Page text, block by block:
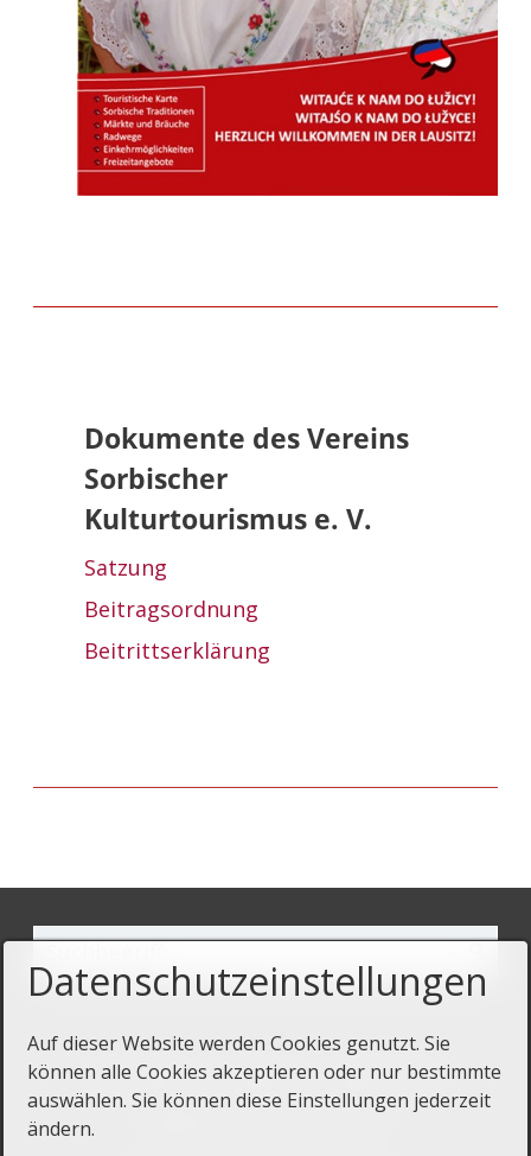
Dokumente des Vereins
Sorbischer
Kulturtourismus e. V.
Satzung
Beitragsordnung
Beitrittserklärung
Startseite Kontakt Impressum
Datenschutzeinstellungen
Auf dieser Website werden Cookies genutzt. Sie
können alle Cookies akzeptieren oder nur bestimmte
auswählen. Sie können diese Einstellungen jederzeit
ändern.